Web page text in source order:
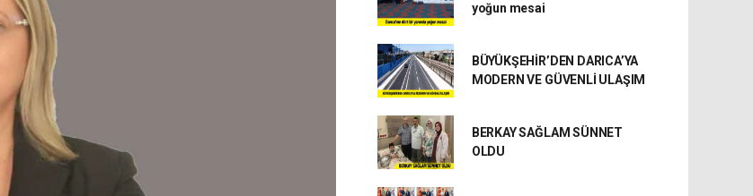
yoğun mesai
BÜYÜKŞEHİR’DEN DARICA’YA
MODERN VE GÜVENLİ ULAŞIM
BERKAY SAĞLAM SÜNNET
OLDU